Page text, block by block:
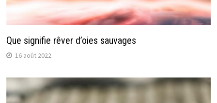
Que signifie rêver d’oies sauvages
16 août 2022